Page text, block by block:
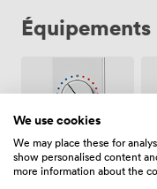
Équipements
Air
climatisé
We use cookies
We may place these for
show personalised content
more information about the